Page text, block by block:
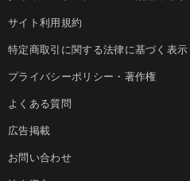
サイト利用規約
特定商取引に関する法律に基づく表示
プライバシーポリシー・著作権
よくある質問
広告掲載
お問い合わせ